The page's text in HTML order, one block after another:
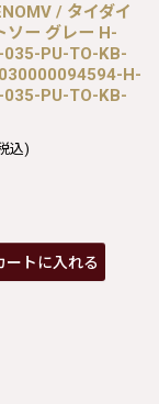
/ タイダイ
ソー グレー H-
PU-TO-KB-
H-
PU-TO-KB-
込)
ートに入れる